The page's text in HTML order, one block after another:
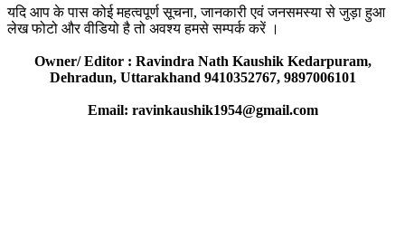
यदि आप के पास कोई महत्वपूर्ण सूचना, जानकारी एवं जनसमस्या से जुड़ा हुआ
लेख फोटो और वीडियो है तो अवश्य हमसे सम्पर्क करें ।
Owner/ Editor : Ravindra Nath Kaushik Kedarpuram,
Dehradun, Uttarakhand 9410352767, 9897006101
Email: ravinkaushik1954@gmail.com